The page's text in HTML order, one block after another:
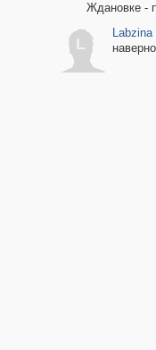
Ждановке -
L
Labzina